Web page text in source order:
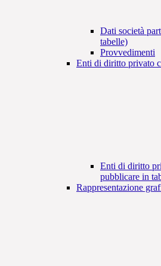
Dati società
tabelle)
Provvedimenti
Enti di diritto privato
Enti di diritto
pubblicare in
Rappresentazione